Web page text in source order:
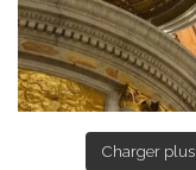
Charger plus